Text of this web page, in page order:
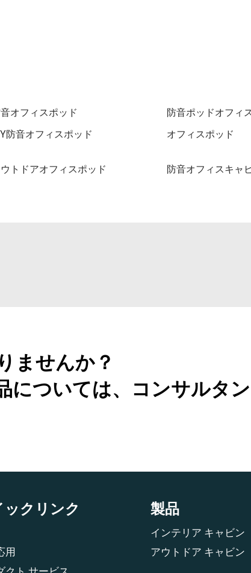
オフィスポッド 防音ポッドオフィ
防音オフィスポッド オフィスポッド
トドアオフィスポッド 防音オフィスキャ
ませんか？
については、コンサルタ
ックリンク
用
製品
インテリア キャビン
アウトドア キャビン